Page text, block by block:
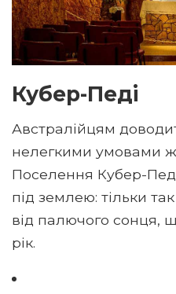
Кубер-Педі
Австралійцям
нелегкими умовами
Поселення Кубер-
під землею: тільки
від палючого сонця,
рік.